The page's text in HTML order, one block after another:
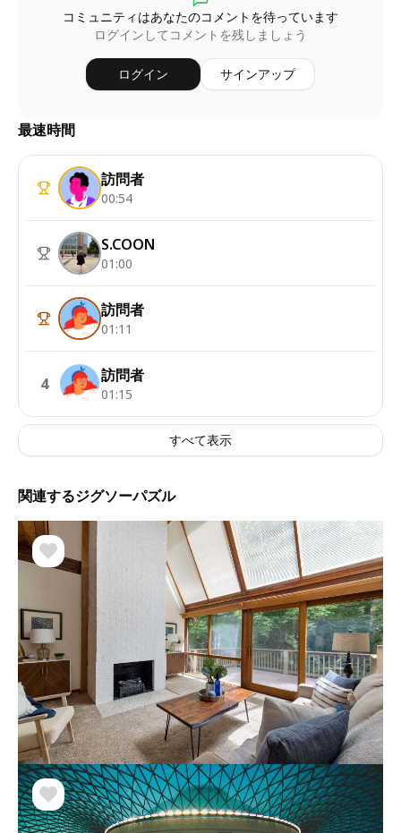
コミュニティはあなたのコメントを待っています
ログインしてコメントを残しましょう
ログイン サインアップ
最速時間
訪問者
00:54
S.COON
01:00
訪問者
01:11
4 訪問者
01:15
すべて表示
関連するジグソーパズル